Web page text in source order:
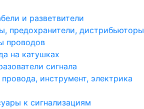
и разветвители
предохранители, дистрибьюторы
проводов
на катушках
сигнала
инструмент, электрика
к сигнализациям